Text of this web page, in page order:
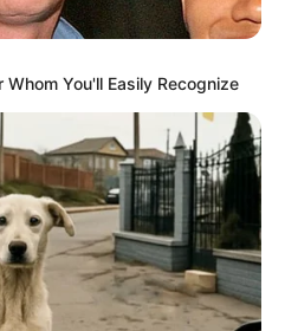
com biquinho verde e
You'll Easily Recognize